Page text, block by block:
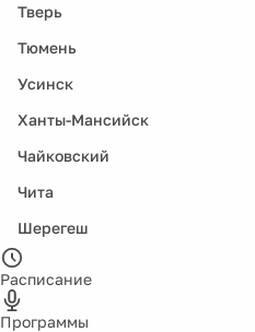
Тверь
Тюмень
Усинск
Ханты-Мансийск
Чайковский
Чита
Шерегеш
Расписание
Программы